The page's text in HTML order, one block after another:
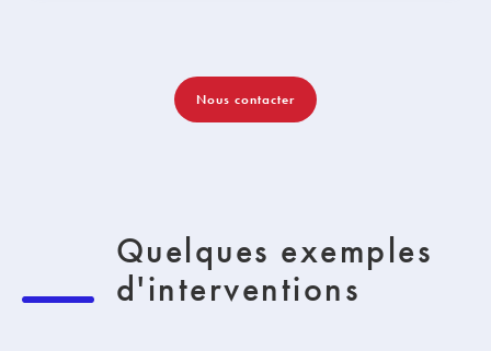
Nous contacter
Quelques exemples
d'interventions